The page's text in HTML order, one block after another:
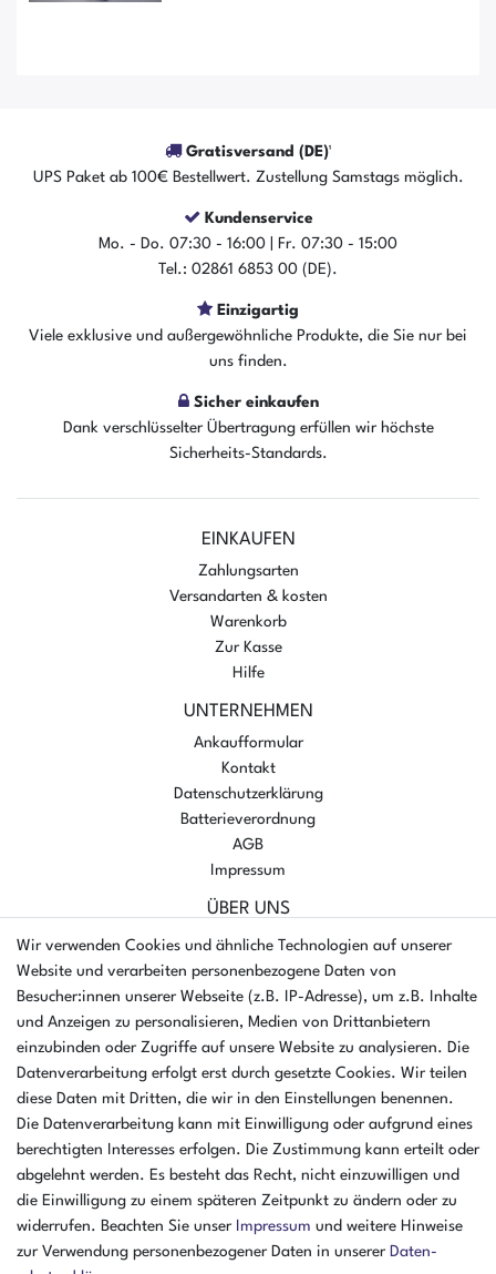
Gratisversand (DE)¹
UPS Paket ab 100€ Bestellwert. Zustellung Samstags möglich.
Kundenservice
Mo. - Do. 07:30 - 16:00 | Fr. 07:30 - 15:00
Tel.: 02861 6853 00 (DE).
Einzigartig
Viele exklusive und außergewöhnliche Produkte, die Sie nur bei
uns finden.
Sicher einkaufen
Dank verschlüsselter Übertragung erfüllen wir höchste
Sicherheits-Standards.
EINKAUFEN
Zahlungsarten
Versandarten & kosten
Warenkorb
Zur Kasse
Hilfe
UNTERNEHMEN
Ankaufformular
Kontakt
Datenschutzerklärung
Batterieverordnung
AGB
Impressum
ÜBER UNS
AMIKON GMBH
Einsteinstr. 8a
46325 Borken
Deutschland
Öffnungszeiten Montag - Donnerstag
07:30 - 16:00 Uhr
Öffnungszeiten Freitag
07:30 - 15:00 Uhr
Wir verwenden Cookies und ähnliche Technologien auf unserer
Website und verarbeiten personenbezogene Daten von
Besucher:innen unserer Webseite (z.B. IP-Adresse), um z.B. Inhalte
und Anzeigen zu personalisieren, Medien von Drittanbietern
einzubinden oder Zugriffe auf unsere Website zu analysieren. Die
Datenverarbeitung erfolgt erst durch gesetzte Cookies. Wir teilen
diese Daten mit Dritten, die wir in den Einstellungen benennen.
Die Datenverarbeitung kann mit Einwilligung oder aufgrund eines
berechtigten Interesses erfolgen. Die Zustimmung kann erteilt oder
abgelehnt werden. Es besteht das Recht, nicht einzuwilligen und
die Einwilligung zu einem späteren Zeitpunkt zu ändern oder zu
widerrufen. Beachten Sie unser Impressum und weitere Hinweise
zur Verwendung personenbezogener Daten in unserer Daten­